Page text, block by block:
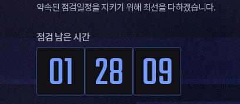
약속된 점검일정을 지키기 위해 최선을 다하겠습니다.
점검 남은 시간
01 28 09